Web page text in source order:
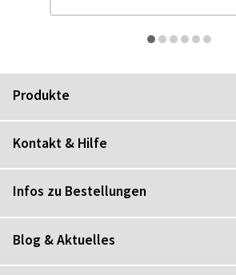
Produkte
Kontakt & Hilfe
Infos zu Bestellungen
Blog & Aktuelles